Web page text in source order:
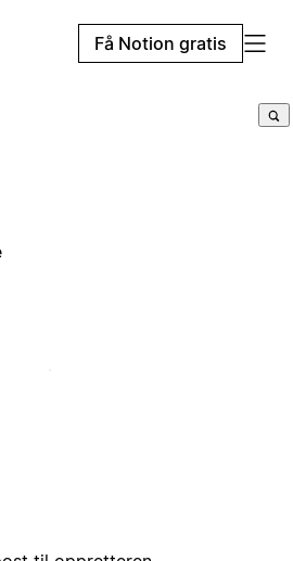
Få Notion gratis